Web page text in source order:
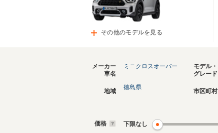
その他のモデルを見る
生産モデル
ミニクロスオーバーのカタログを見る
メーカー
車名
ミニクロスオーバー
モデル・
グレード
地域
徳島県
市区町村
価格 下限なし